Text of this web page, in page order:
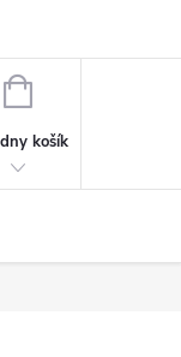
NÁKUPNÝ
košík